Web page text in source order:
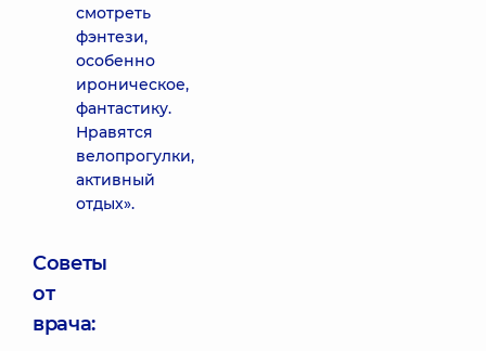
смотреть
фэнтези,
особенно
ироническое,
фантастику.
Нравятся
велопрогулки,
активный
отдых».
Советы
от
врача: